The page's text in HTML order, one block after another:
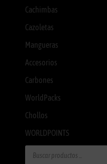
Cachimbas
Cazoletas
Mangueras
Accesorios
Carbones
WorldPacks
Chollos
WORLDPOINTS